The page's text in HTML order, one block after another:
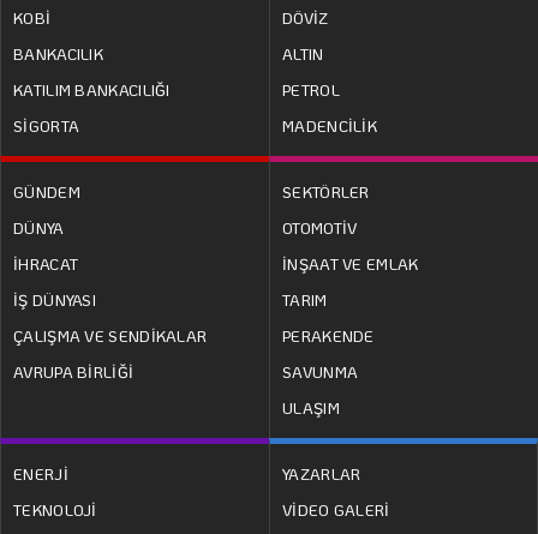
KOBİ
BANKACILIK
KATILIM BANKACILIĞI
SİGORTA
DÖVİZ
ALTIN
PETROL
MADENCİLİK
GÜNDEM
DÜNYA
İHRACAT
İŞ DÜNYASI
ÇALIŞMA VE SENDİKALAR
AVRUPA BİRLİĞİ
SEKTÖRLER
OTOMOTİV
İNŞAAT VE EMLAK
TARIM
PERAKENDE
SAVUNMA
ULAŞIM
ENERJİ
TEKNOLOJİ
YAZARLAR
VİDEO GALERİ